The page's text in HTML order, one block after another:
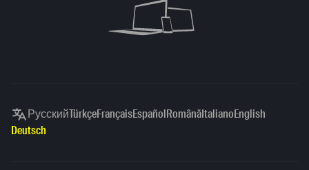
РусскийTürkçeFrançaisEspañolRomânăItalianoEnglish
Deutsch